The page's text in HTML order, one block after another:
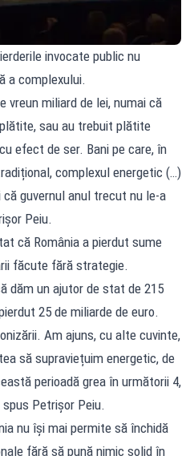
invocate public nu
a complexului.
miliard de lei, numai că
sau au trebuit plătite
efect de ser. Bani pe care, în
complexul energetic (…)
guvernul anul trecut nu le-a
Peiu.
că România a pierdut sume
făcute fără strategie.
dăm un ajutor de stat de 215
25 de miliarde de euro.
Am ajuns, cu alte cuvinte,
să supraviețuim energetic, de
perioadă grea în următorii 4,
spus Petrișor Peiu.
nu își mai permite să închidă
fără să pună nimic solid în